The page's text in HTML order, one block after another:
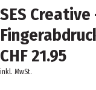
SES
CHF 21.95
inkl. MwSt.